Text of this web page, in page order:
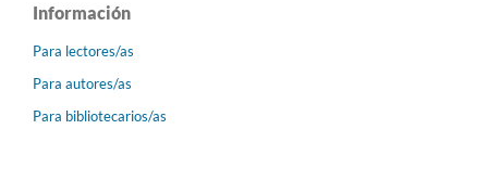
Información
Para lectores/as
Para autores/as
Para bibliotecarios/as